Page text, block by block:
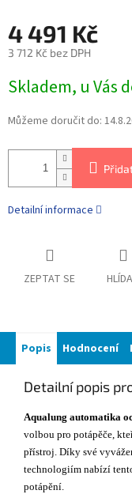
4 491 Kč
3 712 Kč bez DPH
Skladem, u Vás
Můžeme doručit do:
Detailní informace
ZEPTAT SE
Popis Hodnocení
Detailní popis
Aqualung automatika
volbou pro potápěče,
přístroj. Díky své
technologiím nabízí
potápění.